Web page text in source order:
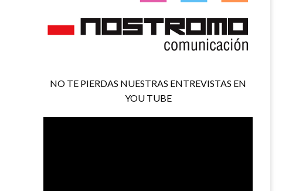
NO TE PIERDAS NUESTRAS ENTREVISTAS EN
YOU TUBE